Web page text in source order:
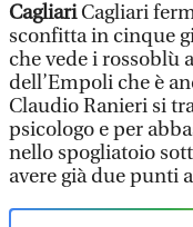
CagliariCagliari
sconfitta in cinque
che vede i rossoblù
dell’Empoli che è
Claudio Ranieri si
psicologo e per
nello spogliatoio
avere già due punti